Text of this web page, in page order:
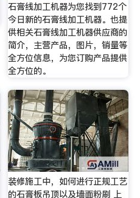
石膏线加工机器为您找到772个
今日新的石膏线加工机器。也提
供相关石膏线加工机器供应商的
简介，主营产品，图片，销量等
全方位信息，为您订购产品提供
全方位的。
装修施工中，如何进行正规工艺
的石膏板吊顶以及墙面粉刷 上